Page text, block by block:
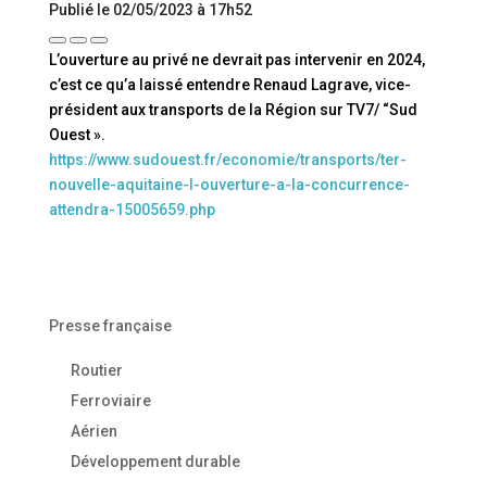
Publié le 02/05/2023 à 17h52
L’ouverture au privé ne devrait pas intervenir en 2024,
c’est ce qu’a laissé entendre Renaud Lagrave, vice-
président aux transports de la Région sur TV7/ “Sud
Ouest ».
https://www.sudouest.fr/economie/transports/ter-
nouvelle-aquitaine-l-ouverture-a-la-concurrence-
attendra-15005659.php
Presse française
Routier
Ferroviaire
Aérien
Développement durable